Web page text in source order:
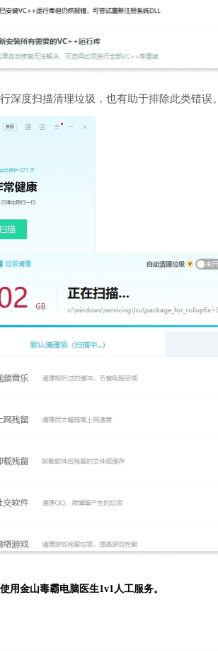
深度扫描清理垃圾，也有助于排除此类错误。
用金山毒霸电脑医生1v1人工服务。